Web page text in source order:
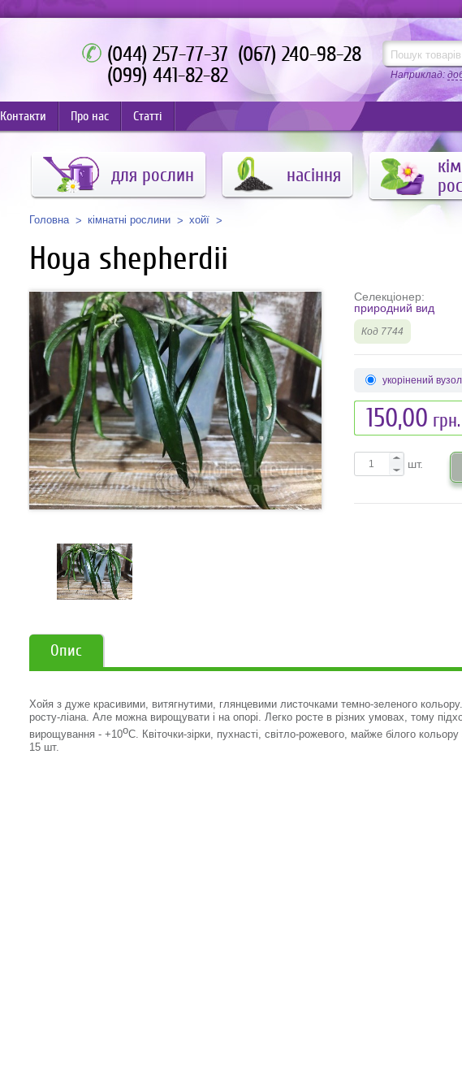
(044) 257-77-37 (067) 240-98-28
(099) 441-82-82
Наприклад:
Контакти Про нас Статті
для рослин насіння
Головна кімнатні рослини хойї
Hoya shepherdii
Селекціонер:
природний вид
Код 7744
укорінений вузол
150,00 грн.
шт.
Опис
Хойя з дуже красивими, витягнутими, глянцевими листочками темно-зеленого
росту-ліана. Але можна вирощувати і на опорі. Легко росте в різних умовах, тому
вирощування - +10оС. Квіточки-зірки, пухнасті, світло-рожевого, майже білого
15 шт.